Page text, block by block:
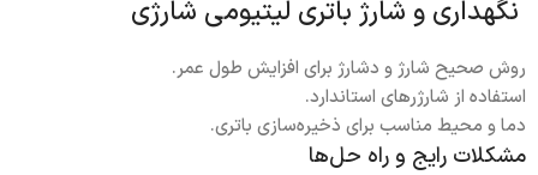
نگهداری و شارژ باتری لیتیومی شارژی
روش صحیح شارژ و دشارژ برای افزایش طول عمر.
استفاده از شارژرهای استاندارد.
دما و محیط مناسب برای ذخیره‌سازی باتری.
مشکلات رایج و راه حل‌ها